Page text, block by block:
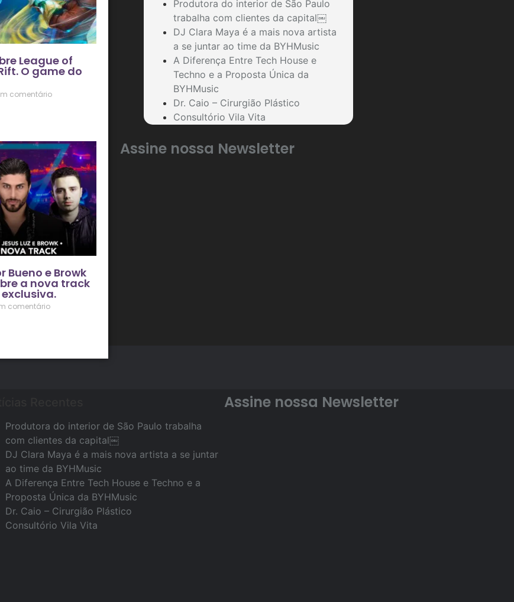
League of
O game do
comentário
Bueno e Browk
a nova track
comentário
Produtora do interior de São Paulo
trabalha com clientes da capital￼
DJ Clara Maya é a mais nova artista
a se juntar ao time da BYHMusic
A Diferença Entre Tech House e
Techno e a Proposta Única da
BYHMusic
Dr. Caio – Cirurgião Plástico
Consultório Vila Vita
Assine nossa Newsletter
Produtora do interior de São Paulo trabalha
com clientes da capital￼
DJ Clara Maya é a mais nova artista a se juntar
ao time da BYHMusic
A Diferença Entre Tech House e Techno e a
Proposta Única da BYHMusic
Dr. Caio – Cirurgião Plástico
Consultório Vila Vita
Assine nossa Newsletter